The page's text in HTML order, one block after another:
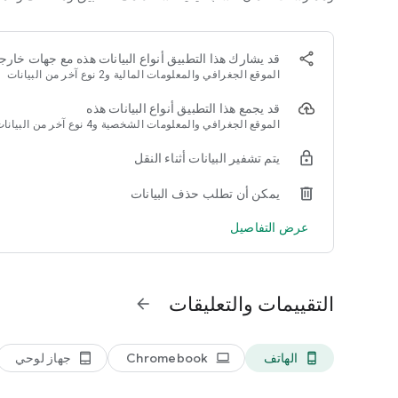
الإلكتروني: https://playrix.helpshift.com/hc/ar/3-township/
سياسة الخصوصية:
شروط الاستخدام:
https://playrix.com/terms/index_ar.html
قد يشارك هذا التطبيق أنواع البيانات هذه مع جهات
الموقع الجغرافي والمعلومات المالية و2 نوع آخر من البيانات
قد يجمع هذا التطبيق أنواع البيانات هذه
الموقع الجغرافي والمعلومات الشخصية و4 نوع آخر من البيانات
يتم تشفير البيانات أثناء النقل
يمكن أن تطلب حذف البيانات
عرض التفاصيل
التقييمات والتعليقات arrow_forward
phone_android الهاتف laptop
Chromebook
tablet_android جهاز لوحي